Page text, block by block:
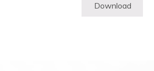
Download